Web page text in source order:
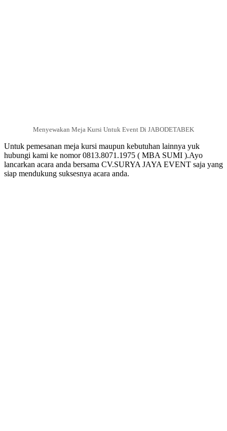
Menyewakan Meja Kursi Untuk Event Di JABODETABEK
Untuk pemesanan meja kursi maupun kebutuhan lainnya yuk
hubungi kami ke nomor 0813.8071.1975 ( MBA SUMI ).Ayo
lancarkan acara anda bersama CV.SURYA JAYA EVENT saja yang
siap mendukung suksesnya acara anda.